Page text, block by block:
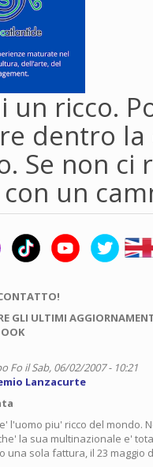
un ricco.
dentro
Se non ci
un
GLI ULTIMI
Fo il Sab, 06/02/2007 - 10:21
Lanzacurte
l'uomo piu' ricco del mondo.
la sua multinazionale e'
una sola fattura, il 23 maggio